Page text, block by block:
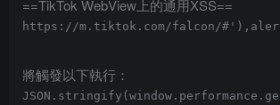
==TikTok WebView上的通用XSS==
將觸發以下執行：